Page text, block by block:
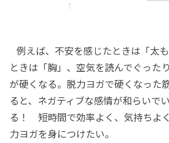
例えば、不安を感じたときは「太
ときは「胸」、空気を読んでぐった
が硬くなる。脱力ヨガで硬くなった
ると、ネガティブな感情が和らいで
る！ 短時間で効率よく、気持ちよ
力ヨガを身につけたい。